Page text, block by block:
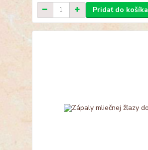
Pridať do košíka